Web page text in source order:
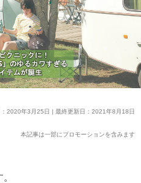
2020年3月25日 | 最終更新日：2021年8月18日
本記事は一部にプロモーションを含みます